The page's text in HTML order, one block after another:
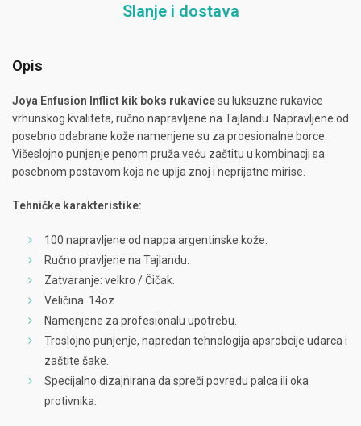
Slanje i dostava
Opis
Joya Enfusion Inflict kik boks rukavicesu luksuzne rukavice
vrhunskog kvaliteta, ručno napravljene na Tajlandu. Napravljene od
posebno odabrane kože namenjene su za proesionalne borce.
Višeslojno punjenje penom pruža veću zaštitu u kombinacji sa
posebnom postavom koja ne upija znoj i neprijatne mirise.
Tehničke karakteristike:
100 napravljene od nappa argentinske kože.
Ručno pravljene na Tajlandu.
Zatvaranje: velkro / Čičak.
Veličina: 14oz
Namenjene za profesionalu upotrebu.
Troslojno punjenje, napredan tehnologija apsrobcije udarca i
zaštite šake.
Specijalno dizajnirana da spreči povredu palca ili oka
protivnika.